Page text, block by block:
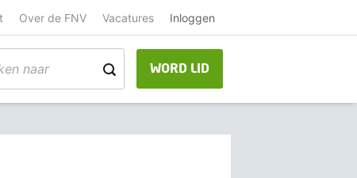
Over de FNV Vacatures Inloggen
WORD LID